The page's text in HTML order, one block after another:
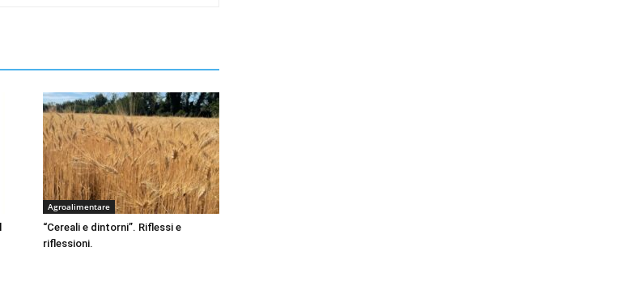
Agroalimentare
“Cereali e dintorni”. Riflessi e
riflessioni.